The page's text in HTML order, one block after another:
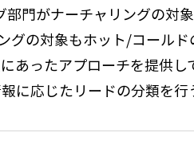
門がナーチャリングの対
グの対象もホット/コールド
あったアプローチを提供し
に応じたリードの分類を